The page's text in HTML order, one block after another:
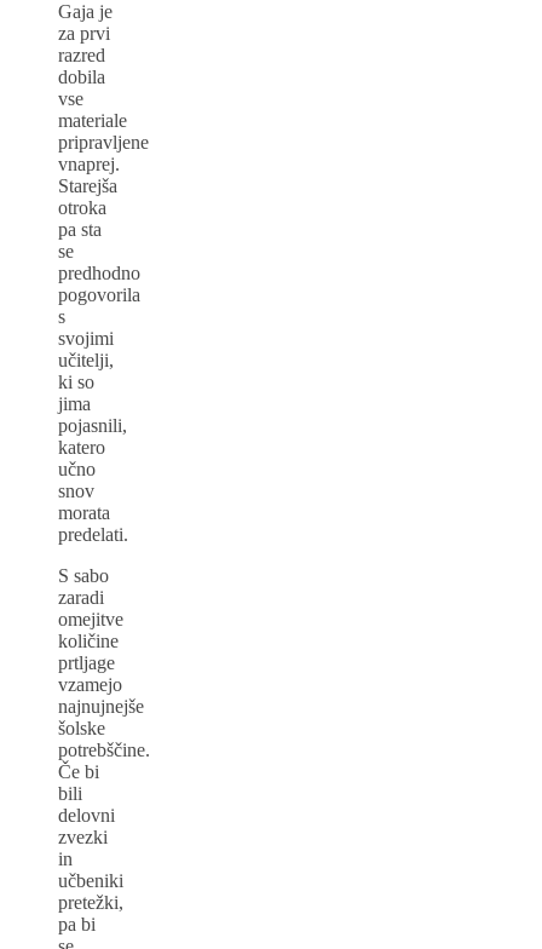
Gaja je
za prvi
razred
dobila
vse
materiale
pripravljene
vnaprej.
Starejša
otroka
pa sta
se
predhodno
pogovorila
s
svojimi
učitelji,
ki so
jima
pojasnili,
katero
učno
snov
morata
predelati.
S sabo
zaradi
omejitve
količine
prtljage
vzamejo
najnujnejše
šolske
potrebščine.
Če bi
bili
delovni
zvezki
in
učbeniki
pretežki,
pa bi